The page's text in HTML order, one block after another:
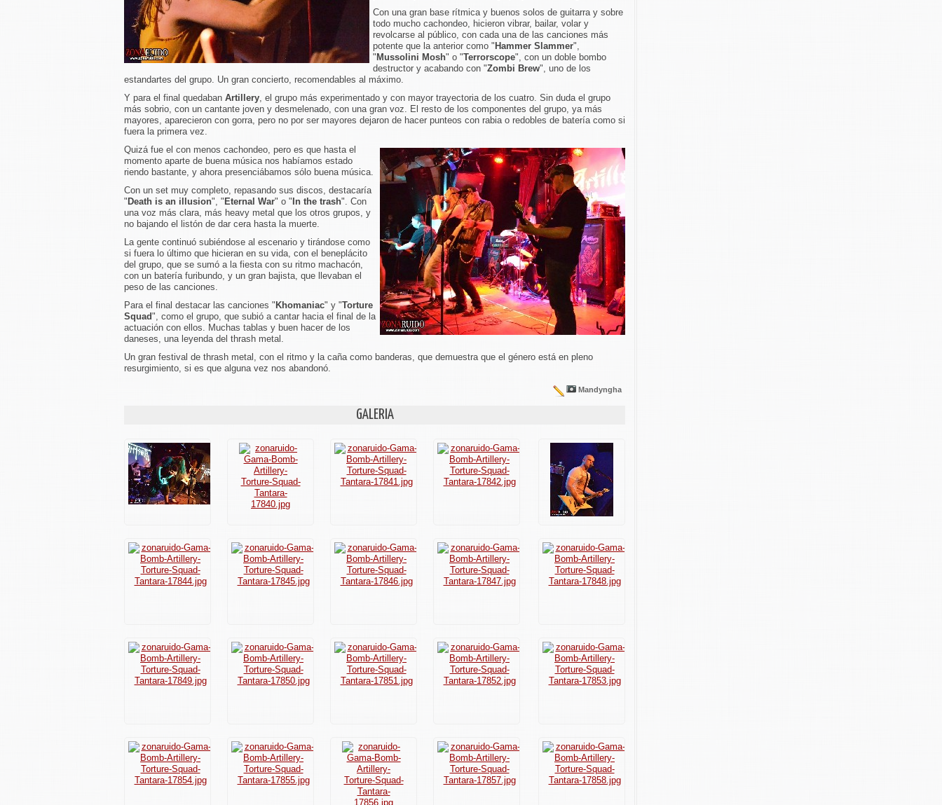
Con una gran base rítmica y buenos solos de guitarra y sobre
todo mucho cachondeo, hicieron vibrar, bailar, volar y
revolcarse al público, con cada una de las canciones más
potente que la anterior como " Hammer Slammer",
" Mussolini Mosh" o "Terrorscope", con un doble bombo
destructor y acabando con "Zombi Brew", uno de los
estandartes del grupo. Un gran concierto, recomendables al máximo.
Y para el final quedaban Artillery, el grupo más experimentado y con mayor trayectoria de los cuatro. Sin duda el grupo
más sobrio, con un cantante joven y desmelenado, con una gran voz. El resto de los componentes del grupo, ya más
mayores, aparecieron con gorra, pero no por ser mayores dejaron de hacer punteos con rabia o redobles de batería como si
fuera la primera vez.
Quizá fue el con menos cachondeo, pero es que hasta el
momento aparte de buena música nos habíamos estado
riendo bastante, y ahora presenciábamos sólo buena música.
Con un set muy completo, repasando sus discos, destacaría
" Death is an illusion", " Eternal War" o " In the trash". Con
una voz más clara, más heavy metal que los otros grupos, y
no bajando el listón de dar cera hasta la muerte.
La gente continuó subiéndose al escenario y tirándose como
si fuera lo último que hicieran en su vida, con el beneplácito
del grupo, que se sumó a la fiesta con su ritmo machacón,
con un batería furibundo, y un gran bajista, que llevaban el
peso de las canciones.
Para el final destacar las canciones " Khomaniac" y "Torture
Squad", como el grupo, que subió a cantar hacia el final de la
actuación con ellos. Muchas tablas y buen hacer de los
daneses, una leyenda del thrash metal.
Un gran festival de thrash metal, con el ritmo y la caña como banderas, que demuestra que el género está en pleno
resurgimiento, si es que alguna vez nos abandonó.
Mandyngha
GALERIA